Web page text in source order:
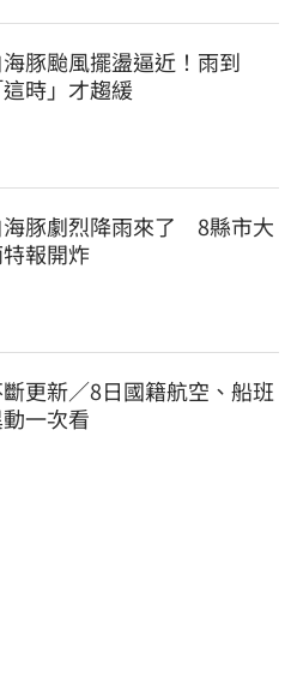
海豚颱風擺盪逼近！雨到
這時」才趨緩
海豚劇烈降雨來了　8縣市大
報開炸
更新／8日國籍航空、船班
一次看